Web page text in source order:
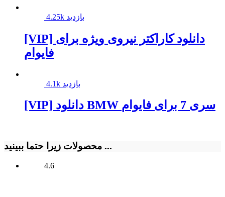
4.25k بازدید
[VIP] دانلود کاراکتر نیروی ویژه برای
فایوام
4.1k بازدید
[VIP] دانلود BMW سری 7 برای فایوام
محصولات زیرا حتما ببینید ...
4.6